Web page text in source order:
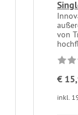
von
€
inkl.